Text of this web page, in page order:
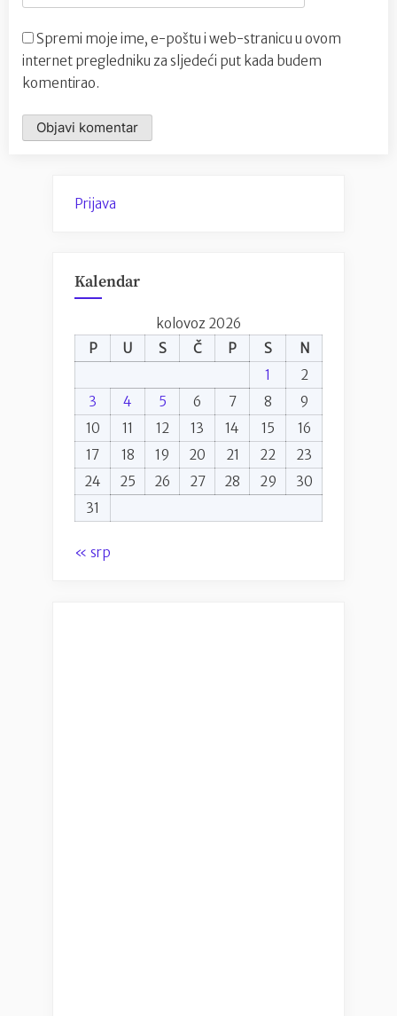
Spremi moje ime, e-poštu i web-stranicu u ovom
internet pregledniku za sljedeći put kada budem
komentirao.
Prijava
Kalendar
kolovoz 2026
P
U S Č P S
N
1
2
3
4 5 6 7 8
9
10
11 12 13 14 15
16
17
18 19 20 21 22
23
24
25 26 27 28 29
30
31
« srp